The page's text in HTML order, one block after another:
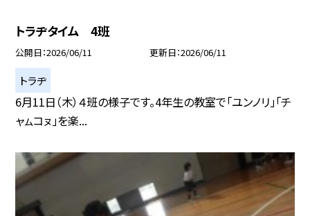
トラヂタイム 4班
公開日 2026/06/11 更新日 2026/06/11
トラヂ
6月11日（木）４班の様子です。4年生の教室で「ユンノリ」「チ
ャㇺコㇴ」を楽...